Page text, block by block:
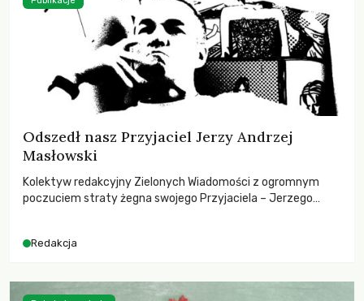
Odszedł nasz Przyjaciel Jerzy Andrzej
Masłowski
Kolektyw redakcyjny Zielonych Wiadomości z ogromnym
poczuciem straty żegna swojego Przyjaciela – Jerzego
Redakcja